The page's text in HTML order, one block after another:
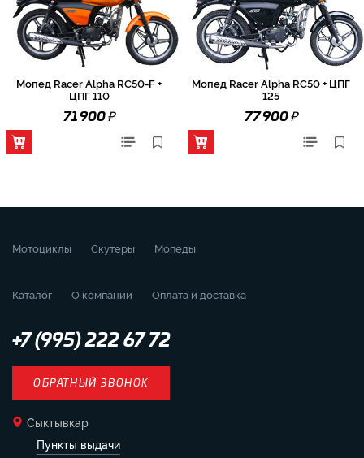
Мопед Racer Alpha RC50-F +
ЦПГ 110
71 900₽
Мопед Racer Alpha RC50 + ЦПГ
125
77 900₽
Мотоциклы Скутеры Мопеды
Каталог О компании Оплата и доставка
+7 (995) 222 67 72
ОБРАТНЫЙ ЗВОНОК
Сыктывкар
Пункты выдачи